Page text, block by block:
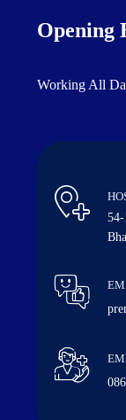
Opening
Working All